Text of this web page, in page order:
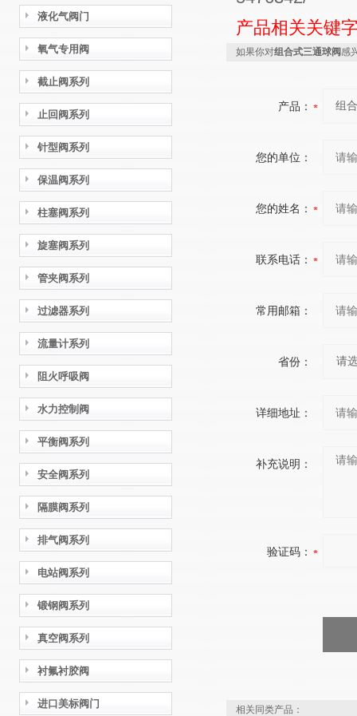
液化气阀门
氧气专用阀
截止阀系列
止回阀系列
针型阀系列
保温阀系列
柱塞阀系列
旋塞阀系列
管夹阀系列
过滤器系列
流量计系列
阻火呼吸阀
水力控制阀
平衡阀系列
安全阀系列
隔膜阀系列
排气阀系列
电站阀系列
锻钢阀系列
真空阀系列
衬氟衬胶阀
进口美标阀门
产品相关关键
如果你对组合式三通球阀感
产品：
您的单位：
您的姓名：
联系电话：
常用邮箱：
省份：
详细地址：
补充说明：
验证码：
相关同类产品：